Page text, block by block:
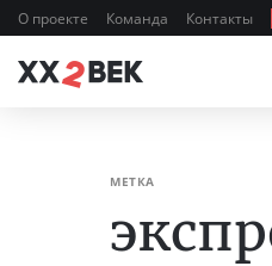
О проекте Команда Контакты
МЕТКА